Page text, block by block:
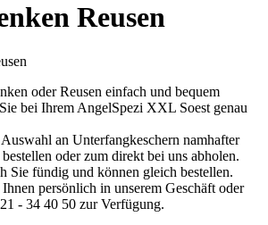
Reusen
oder Reusen einfach und bequem
bei Ihrem AngelSpezi XXL Soest genau
an Unterfangkeschern namhafter
oder zum direkt bei uns abholen.
Sie fündig und können gleich bestellen.
persönlich in unserem Geschäft oder
- 34 40 50 zur Verfügung.